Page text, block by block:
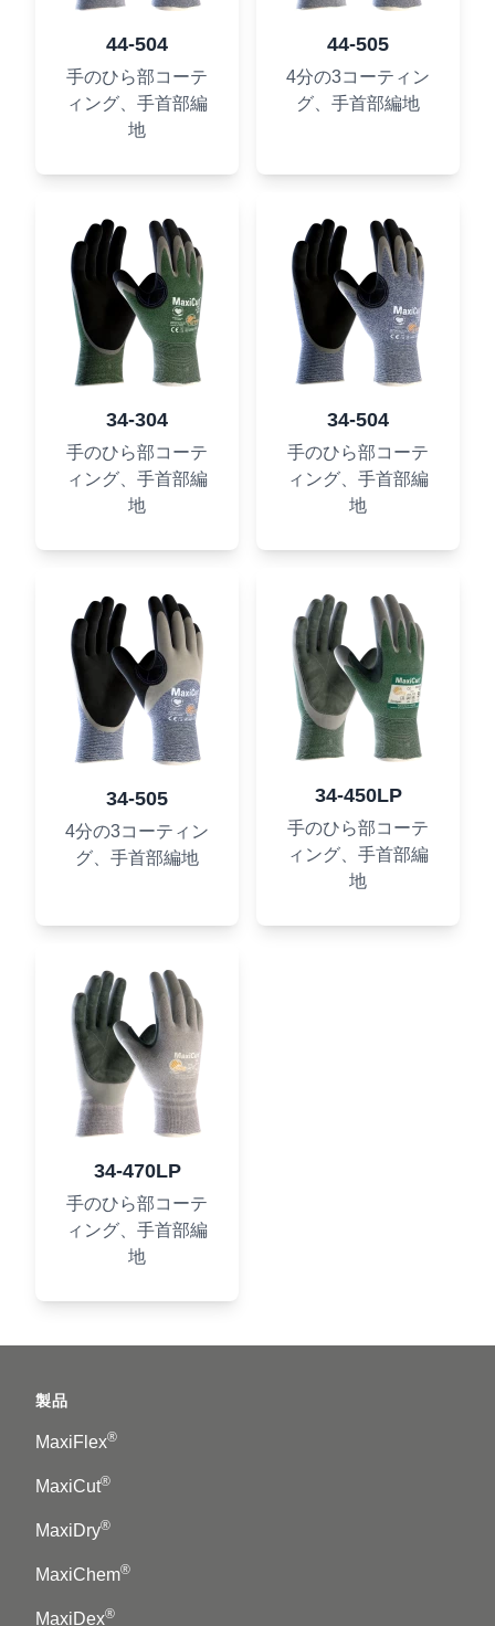
44-504
手のひら部コーテ
ィング、手首部編
地
44-505
4分の3コーティン
グ、手首部編地
34-304
手のひら部コーテ
ィング、手首部編
地
34-504
手のひら部コーテ
ィング、手首部編
地
34-505
4分の3コーティン
グ、手首部編地
34-450LP
手のひら部コーテ
ィング、手首部編
地
34-470LP
手のひら部コーテ
ィング、手首部編
地
製品
MaxiFlex®
MaxiCut®
MaxiDry®
MaxiChem®
MaxiDex®